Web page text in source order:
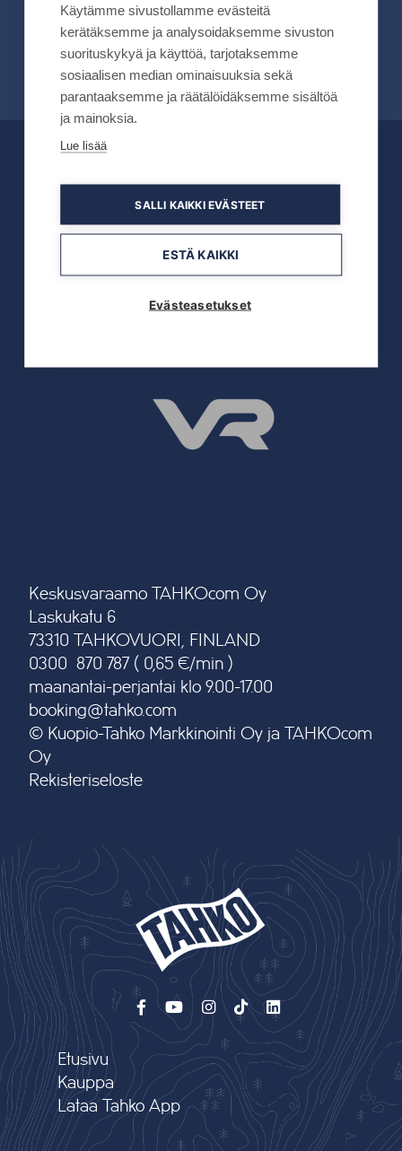
Lue lisää
Keskusvaraamo TAHKOcom Oy
Laskukatu 6
73310 TAHKOVUORI, FINLAND
0300 870 787 ( 0,65 €/min )
maanantai-perjantai klo 9.00-17.00
booking@tahko.com
© Kuopio-Tahko Markkinointi Oy ja TAHKOcom
Oy
Rekisteriseloste
Etusivu
Kauppa
Lataa Tahko App
Käytämme sivustollamme evästeitä
kerätäksemme ja analysoidaksemme sivuston
suorituskykyä ja käyttöä, tarjotaksemme
sosiaalisen median ominaisuuksia sekä
parantaaksemme ja räätälöidäksemme sisältöä
ja mainoksia.
Lue lisää
SALLI KAIKKI EVÄSTEET
ESTÄ KAIKKI
Evästeasetukset